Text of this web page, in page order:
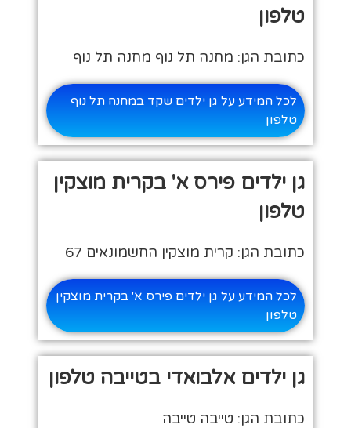
טלפון
כתובת הגן: מחנה תל נוף מחנה תל נוף
לכל המידע על גן ילדים שקד במחנה תל נוף
טלפון
גן ילדים פירס א' בקרית מוצקין
טלפון
כתובת הגן: קרית מוצקין החשמונאים 67
לכל המידע על גן ילדים פירס א' בקרית מוצקין
טלפון
גן ילדים אלבואדי בטייבה טלפון
כתובת הגן: טייבה טייבה